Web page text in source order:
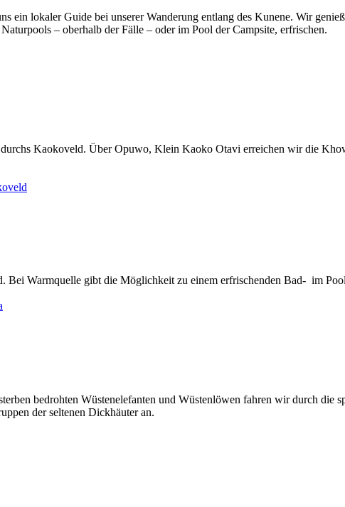
ein lokaler Guide bei unserer Wanderung entlang des Kunene. Wir
– oberhalb der Fälle – oder im Pool der Campsite, erfrischen.
Kaokoveld. Über Opuwo, Klein Kaoko Otavi erreichen wir die
Bei Warmquelle gibt die Möglichkeit zu einem erfrischenden Bad- im
bedrohten Wüstenelefanten und Wüstenlöwen fahren wir durch die
der seltenen Dickhäuter an.